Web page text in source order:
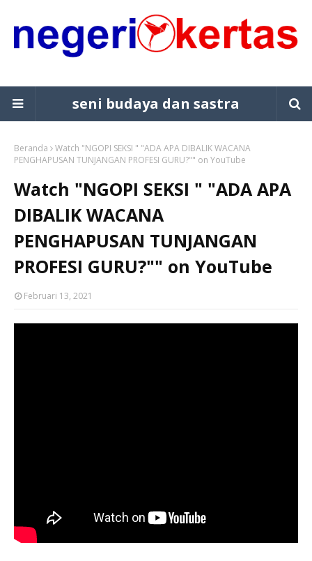
seni budaya dan sastra
Beranda
Watch "NGOPI SEKSI " "ADA APA DIBALIK WACANA
PENGHAPUSAN TUNJANGAN PROFESI GURU?"" on YouTube
Watch "NGOPI SEKSI " "ADA APA
DIBALIK WACANA
PENGHAPUSAN TUNJANGAN
PROFESI GURU?"" on YouTube
Februari 13, 2021